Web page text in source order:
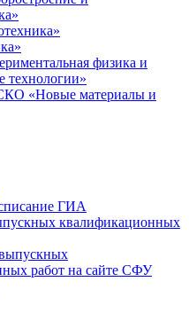
физика и
технологии»
«Новые материалы и
ГИА
квалификационных
работ на сайте СФУ